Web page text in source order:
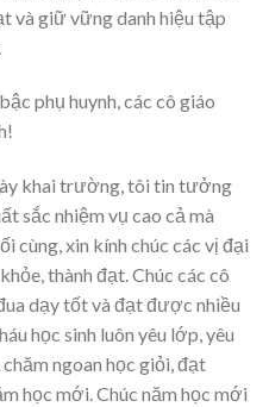
và giữ vững danh hiệu tập
phụ huynh, các cô giáo
khai trường, tôi tin tưởng
sắc nhiệm vụ cao cả mà
cùng, xin kính chúc các vị đại
thành đạt. Chúc các cô
dạy tốt và đạt được nhiều
học sinh luôn yêu lớp, yêu
ngoan học giỏi, đạt
học mới. Chúc năm học mới